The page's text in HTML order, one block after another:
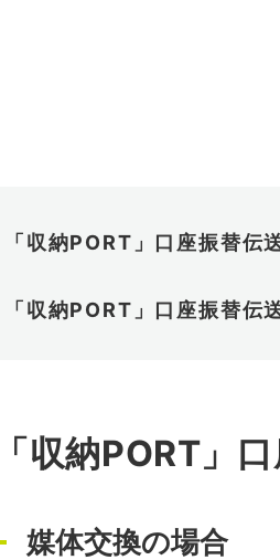
「収納PORT」口座振替伝
「収納PORT」口座振替伝
「収納PORT」
媒体交換の場合